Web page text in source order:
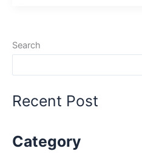
जगह
Places
Search
Recent Post
Category